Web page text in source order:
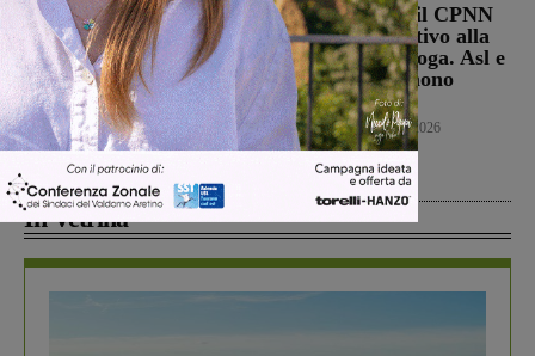
Punto Nascita, no alla
deroga ma il Ministero
apre al monitoraggio di
sei mesi. Vadi: “Una
risposta che valutiamo
positivamente anche se
con prudenza”
Cronaca 6 Agosto 2026
Punto nascita: il CPNN
dà parere negativo alla
richiesta di deroga. Asl e
Regione esprimono
disappunto
Cronaca 6 Agosto 2026
In Vetrina